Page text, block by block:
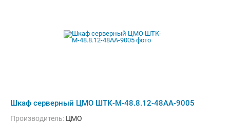
Шкаф серверный ЦМО ШТК-М-48.8.12-48АА-9005
Производитель: ЦМО